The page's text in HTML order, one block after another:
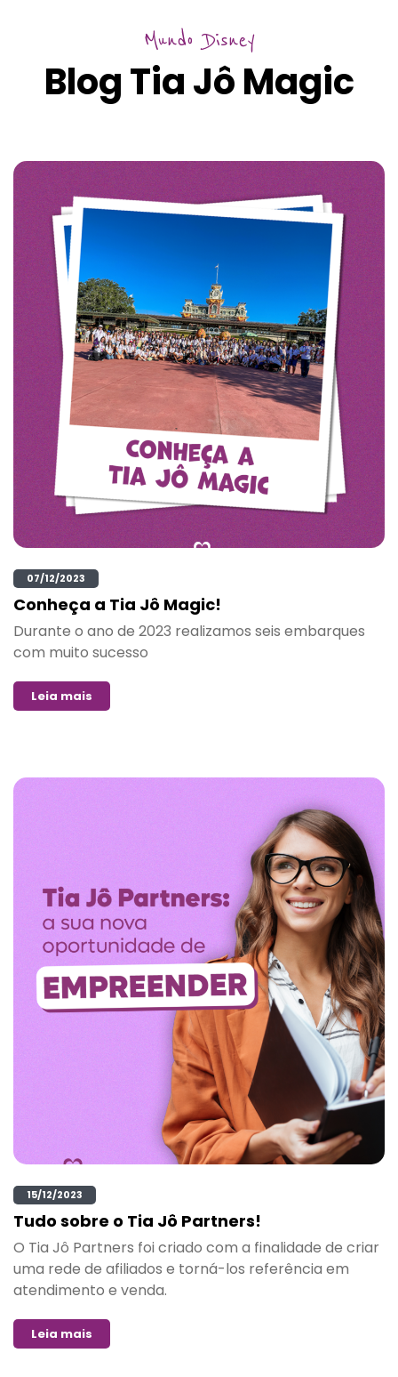
Mundo Disney
Blog Tia Jô Magic
07/12/2023
Conheça a Tia Jô Magic!
Durante o ano de 2023 realizamos seis embarques
com muito sucesso
Leia mais
15/12/2023
Tudo sobre o Tia Jô Partners!
O Tia Jô Partners foi criado com a finalidade de criar
uma rede de afiliados e torná-los referência em
atendimento e venda.
Leia mais